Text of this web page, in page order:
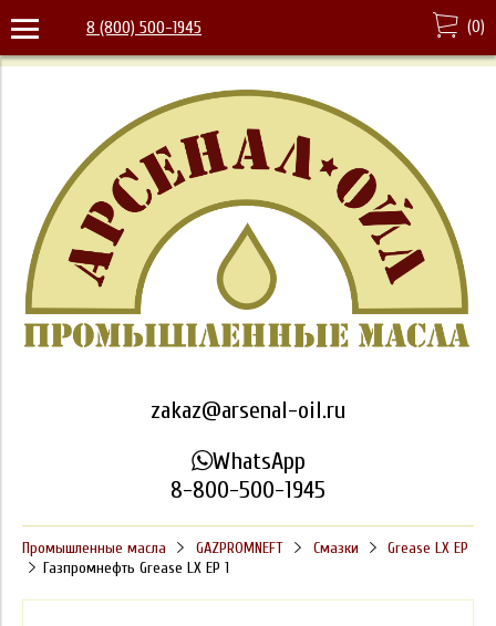
8 (800) 500-1945 (0)
zakaz@arsenal-oil.ru
WhatsApp
8-800-500-1945
Промышленные масла GAZPROMNEFT Смазки
Grease LX EP
Газпромнефть Grease LX EP 1